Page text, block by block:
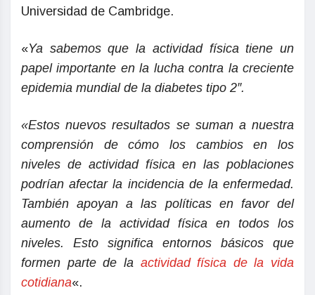
Universidad de Cambridge.
«Ya sabemos que la actividad física tiene un
papel importante en la lucha contra la creciente
epidemia mundial de la diabetes tipo 2″.
«Estos nuevos resultados se suman a nuestra
comprensión de cómo los cambios en los
niveles de actividad física en las poblaciones
podrían afectar la incidencia de la enfermedad.
También apoyan a las políticas en favor del
aumento de la actividad física en todos los
niveles. Esto significa entornos básicos que
formen parte de la actividad física de la vida
cotidiana«.